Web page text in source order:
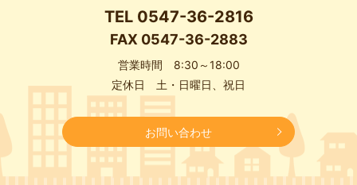
TEL 0547-36-2816
FAX 0547-36-2883
営業時間 8:30～18:00
定休日 土・日曜日、祝日
お問い合わせ